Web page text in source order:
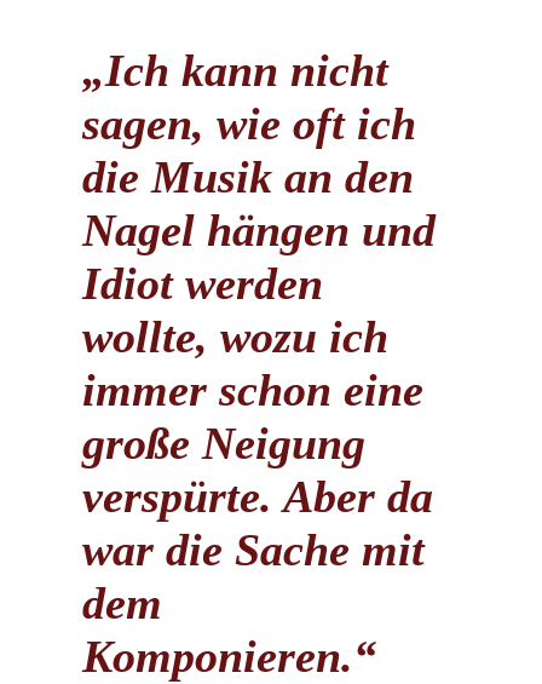
„Ich kann nicht
sagen, wie oft ich
die Musik an den
Nagel hängen und
Idiot werden
wollte, wozu ich
immer schon eine
große Neigung
verspürte. Aber da
war die Sache mit
dem
Komponieren.“